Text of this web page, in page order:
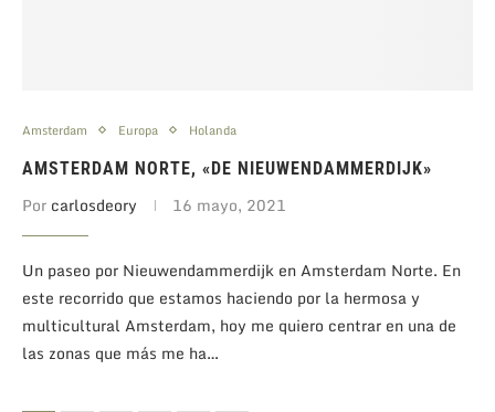
Amsterdam Europa Holanda
AMSTERDAM NORTE, «DE NIEUWENDAMMERDIJK»
Por carlosdeory 16 mayo, 2021
Un paseo por Nieuwendammerdijk en Amsterdam Norte. En
este recorrido que estamos haciendo por la hermosa y
multicultural Amsterdam, hoy me quiero centrar en una de
las zonas que más me ha…